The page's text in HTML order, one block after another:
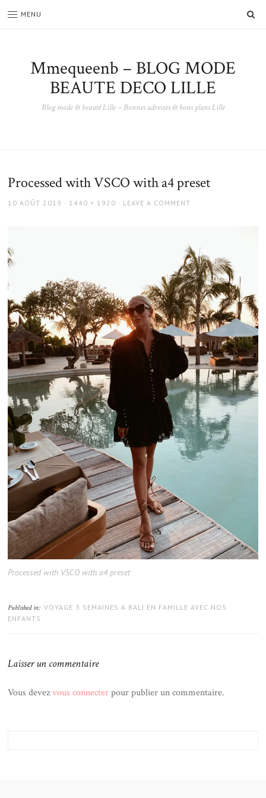
MENU
Mmequeenb – BLOG MODE
BEAUTE DECO LILLE
Blog mode & beauté Lille – Bonnes adresses & bons plans Lille
Processed with VSCO with a4 preset
POSTED
10 AOÛT 2019
FULL
1440 × 1920 LEAVE A COMMENT
Processed with VSCO with a4 preset
Published in: VOYAGE 3 SEMAINES A BALI EN FAMILLE AVEC NOS
ENFANTS
Laisser un commentaire
Vous devezvous connecterpour publier un commentaire.